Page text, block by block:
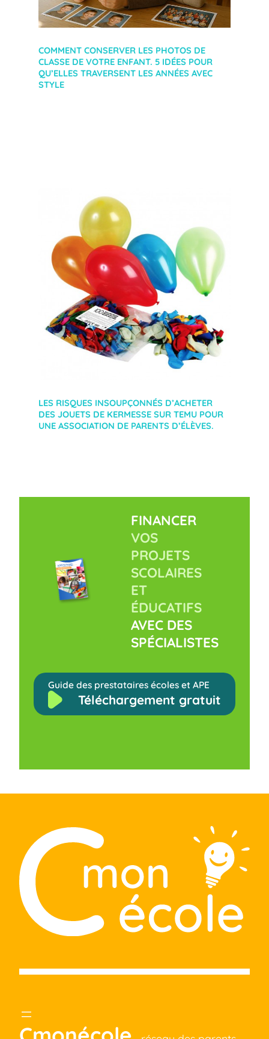
COMMENT CONSERVER LES PHOTOS DE
CLASSE DE VOTRE ENFANT. 5 IDÉES POUR
QU’ELLES TRAVERSENT LES ANNÉES AVEC
STYLE
LES RISQUES INSOUPÇONNÉS D’ACHETER
DES JOUETS DE KERMESSE SUR TEMU POUR
UNE ASSOCIATION DE PARENTS D’ÉLÈVES.
FINANCER
VOS
PROJETS
SCOLAIRES
ET
ÉDUCATIFS
AVEC DES
SPÉCIALISTES
Guide des prestataires écoles et APE
Téléchargement gratuit